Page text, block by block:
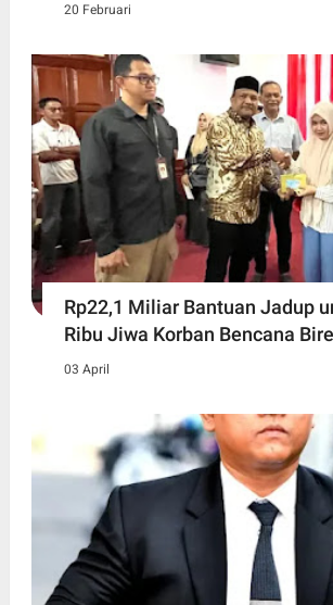
20 Februari
Rp22,1 Miliar Bantuan Jadup
Ribu Jiwa Korban Bencana
03 April